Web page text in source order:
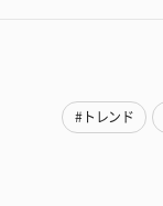
#トレンド